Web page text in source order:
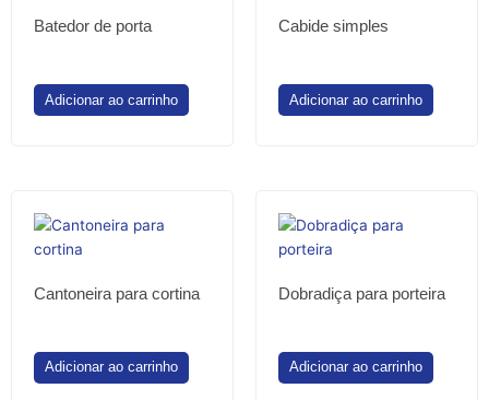
Batedor de porta
Adicionar ao carrinho
Cabide simples
Adicionar ao carrinho
Cantoneira para cortina
Adicionar ao carrinho
Dobradiça para porteira
Adicionar ao carrinho